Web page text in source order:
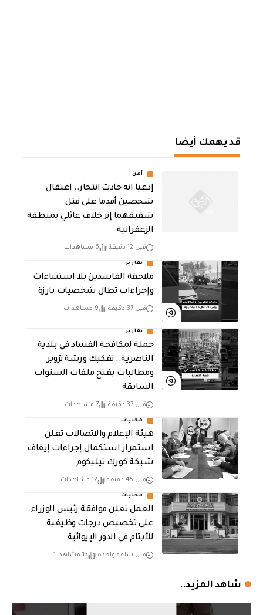
قد يهمك أيضا
أمن
إدعيا انه حادث انتحار.. اعتقال
شخصين أقدما على قتل
شقيقهما إثر خلاف عائلي بمنطقة
الزعفرانية
قبل 12 دقيقة 6 مشاهدات
تقارير
ملاحقة الفاسدين بلا استثناءات
وإجراءات تطال شخصيات بارزة
قبل 37 دقيقة 9 مشاهدات
تقارير
حملة لمكافحة الفساد في بلدية
الناصرية.. تفكيك ورشة تزوير
ومطالبات بفتح ملفات السنوات
السابقة
قبل 37 دقيقة 7 مشاهدات
محليات
هيئة الإعلام والاتصالات تعلن
استمرار استكمال إجراءات إيقاف
شبكة كورك تيليكوم
قبل 45 دقيقة 12 مشاهدات
محليات
العمل تعلن موافقة رئيس الوزراء
على تخصيص درجات وظيفية
للأيتام في الدور الإيوائية
قبل ساعة واحدة 13 مشاهدات
شاهد المزيد..